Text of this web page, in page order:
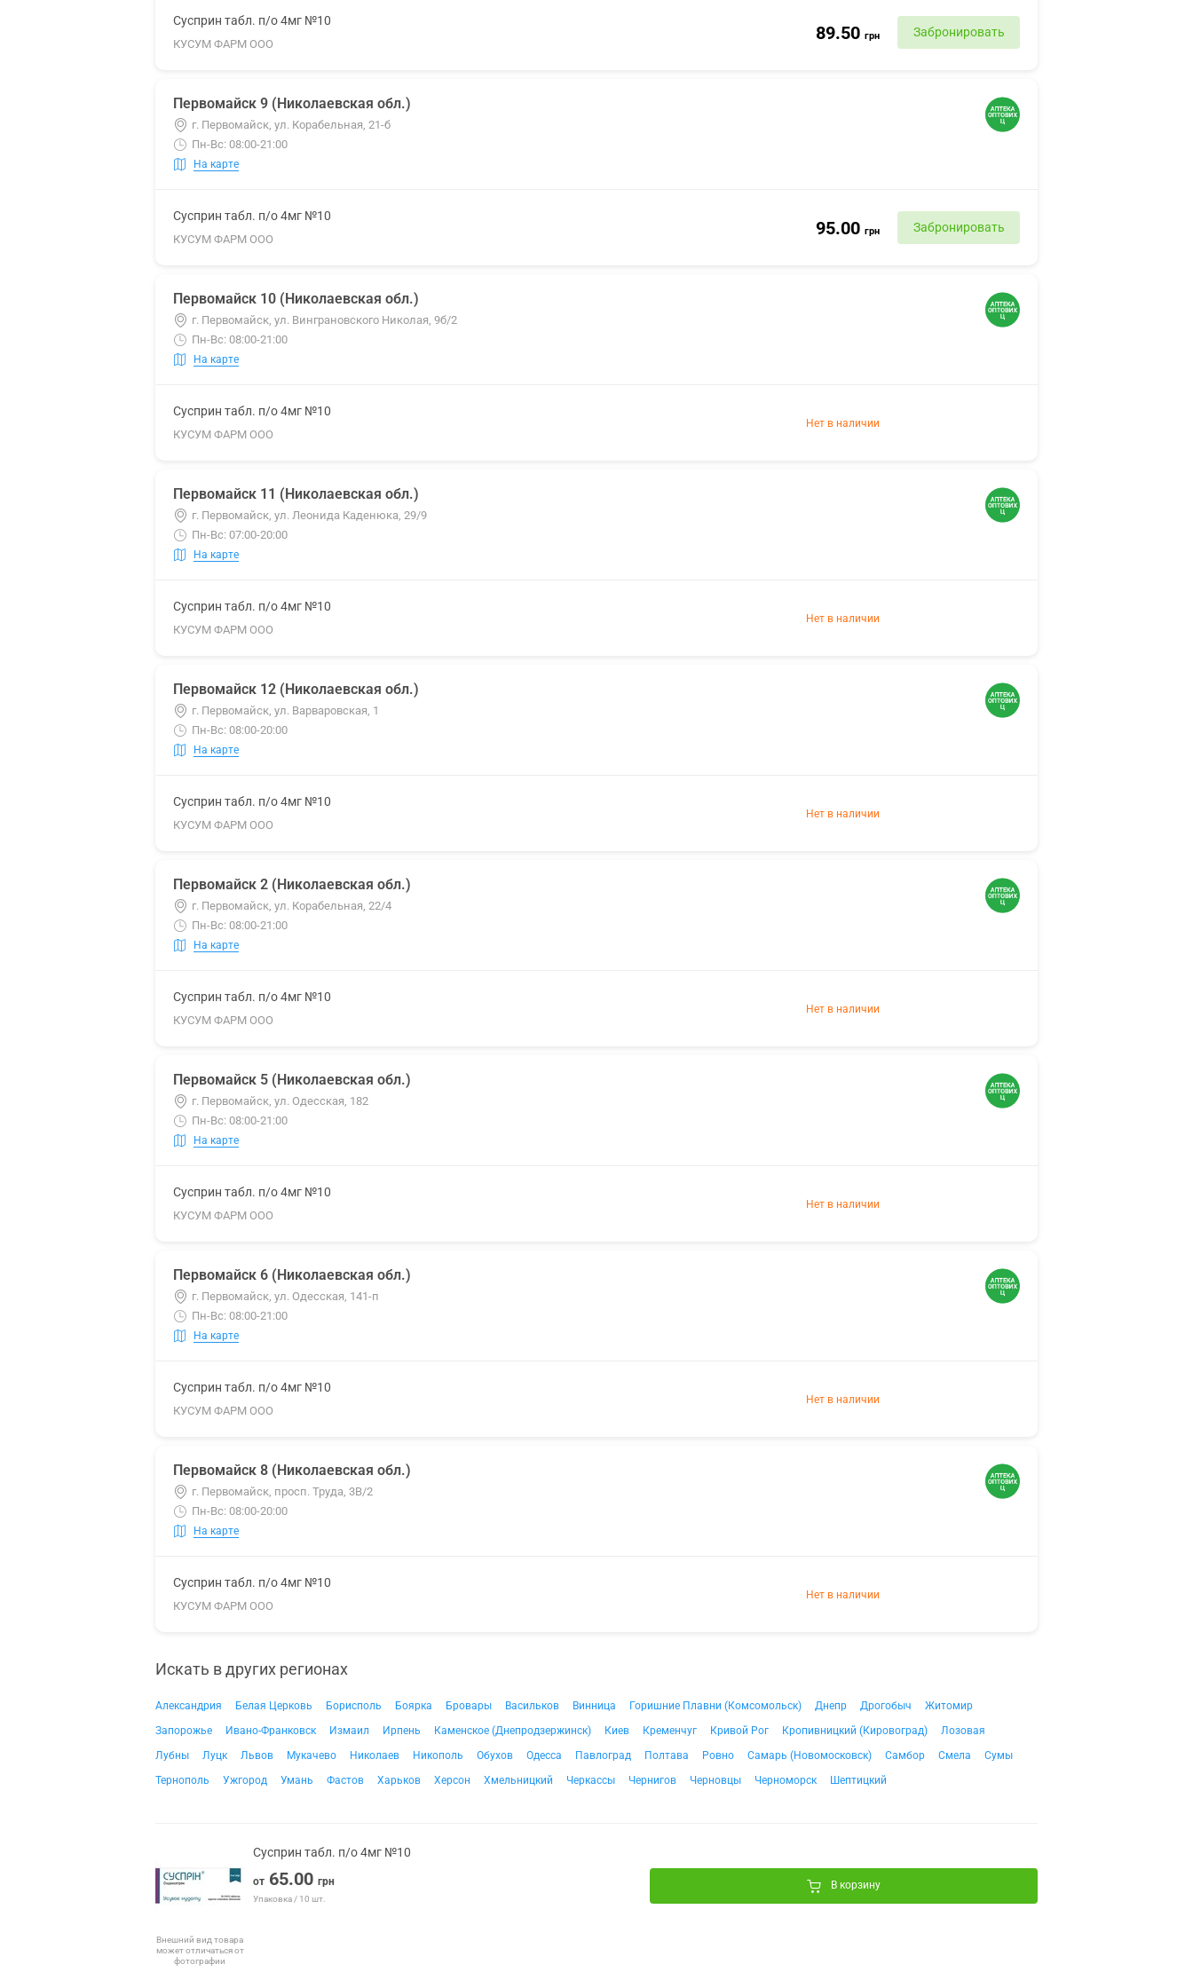
Сусприн табл. п/о 4мг №10
КУСУМ ФАРМ ООО
89.50 грн Забронировать
Первомайск 9 (Николаевская обл.)
г. Первомайск, ул. Корабельная, 21-б
Пн-Вс: 08:00-21:00
На карте
Сусприн табл. п/о 4мг №10
КУСУМ ФАРМ ООО
95.00 грн Забронировать
Первомайск 10 (Николаевская обл.)
г. Первомайск, ул. Винграновского Николая, 9б/2
Пн-Вс: 08:00-21:00
На карте
Сусприн табл. п/о 4мг №10
КУСУМ ФАРМ ООО
Нет в наличии
Первомайск 11 (Николаевская обл.)
г. Первомайск, ул. Леонида Каденюка, 29/9
Пн-Вс: 07:00-20:00
На карте
Сусприн табл. п/о 4мг №10
КУСУМ ФАРМ ООО
Нет в наличии
Первомайск 12 (Николаевская обл.)
г. Первомайск, ул. Варваровская, 1
Пн-Вс: 08:00-20:00
На карте
Сусприн табл. п/о 4мг №10
КУСУМ ФАРМ ООО
Нет в наличии
Первомайск 2 (Николаевская обл.)
г. Первомайск, ул. Корабельная, 22/4
Пн-Вс: 08:00-21:00
На карте
Сусприн табл. п/о 4мг №10
КУСУМ ФАРМ ООО
Нет в наличии
Первомайск 5 (Николаевская обл.)
г. Первомайск, ул. Одесская, 182
Пн-Вс: 08:00-21:00
На карте
Сусприн табл. п/о 4мг №10
КУСУМ ФАРМ ООО
Нет в наличии
Первомайск 6 (Николаевская обл.)
г. Первомайск, ул. Одесская, 141-п
Пн-Вс: 08:00-21:00
На карте
Сусприн табл. п/о 4мг №10
КУСУМ ФАРМ ООО
Нет в наличии
Первомайск 8 (Николаевская обл.)
г. Первомайск, просп. Труда, 3В/2
Пн-Вс: 08:00-20:00
На карте
Сусприн табл. п/о 4мг №10
КУСУМ ФАРМ ООО
Нет в наличии
Искать в других регионах
Александрия Белая Церковь Борисполь Боярка Бровары Васильков Винница Горишние Плавни (Комсомольск) Днепр Дрогобыч
Житомир
Запорожье
Ивано-Франковск Измаил Ирпень Каменское (Днепродзержинск) Киев Кременчуг Кривой Рог Кропивницкий (Кировоград)
Лозовая
Лубны
Луцк Львов Мукачево Николаев Никополь Обухов Одесса Павлоград Полтава Ровно Самарь (Новомосковск) Самбор Смела
Сумы
Тернополь
Ужгород Умань Фастов Харьков Херсон Хмельницкий Черкассы Чернигов Черновцы Черноморск Шептицкий
Внешний вид товара
может отличаться от
фотографии
Сусприн табл. п/о 4мг №10
от 65.00 грн
Упаковка / 10 шт.
В корзину